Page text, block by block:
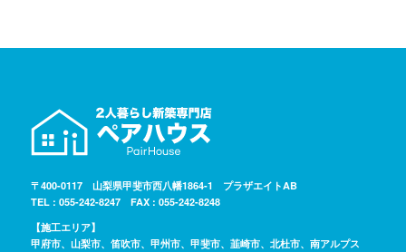
〒400-0117 山梨県甲斐市西八幡1864-1 プラザエイトAB
TEL : 055-242-8247 FAX : 055-242-8248
【施工エリア】
甲府市、山梨市、笛吹市、甲州市、甲斐市、韮崎市、北杜市、南アルプス